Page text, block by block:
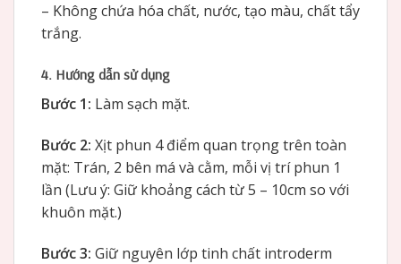
– Không chứa hóa chất, nước, tạo màu, chất tẩy
trắng.
4. Hướng dẫn sử dụng
Bước 1: Làm sạch mặt.
Bước 2: Xịt phun 4 điểm quan trọng trên toàn
mặt: Trán, 2 bên má và cằm, mỗi vị trí phun 1
lần (Lưu ý: Giữ khoảng cách từ 5 – 10cm so với
khuôn mặt.)
Bước 3: Giữ nguyên lớp tinh chất introderm